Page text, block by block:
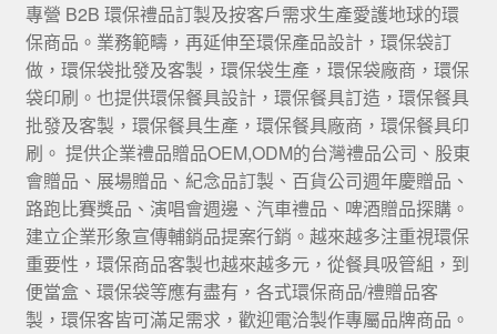
專營 B2B 環保禮品訂製及按客戶需求生產愛護地球的環
保商品。業務範疇，再延伸至環保產品設計，環保袋訂
做，環保袋批發及客製，環保袋生產，環保袋廠商，環保
袋印刷。也提供環保餐具設計，環保餐具訂造，環保餐具
批發及客製，環保餐具生產，環保餐具廠商，環保餐具印
刷。 提供企業禮品贈品OEM,ODM的台灣禮品公司、股東
會贈品、展場贈品、紀念品訂製、百貨公司週年慶贈品、
路跑比賽獎品、演唱會週邊、汽車禮品、啤酒贈品探購。
建立企業形象宣傳輔銷品提案行銷。越來越多注重視環保
重要性，環保商品客製也越來越多元，從餐具吸管組，到
便當盒、環保袋等應有盡有，各式環保商品/禮贈品客
製，環保客皆可滿足需求，歡迎電洽製作專屬品牌商品。